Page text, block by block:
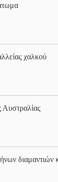
χαλκού
Αυστραλίας